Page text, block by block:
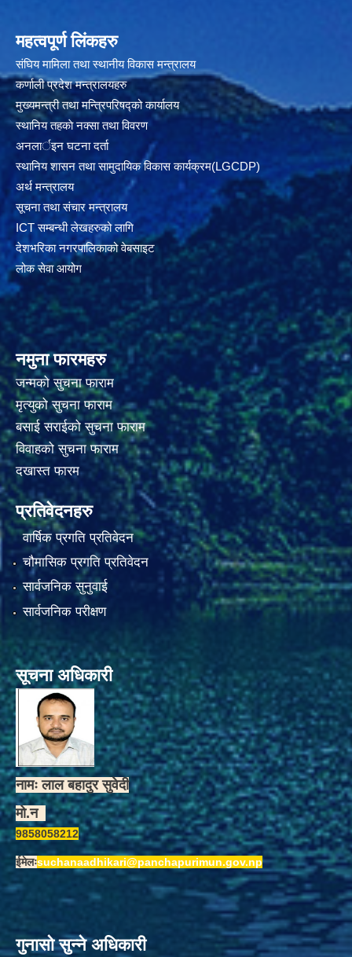
महत्वपूर्ण लिंकहरु
संघिय मामिला तथा स्थानीय विकास मन्त्रालय
कर्णाली प्रदेश मन्त्रालयहरु
मुख्यमन्त्री तथा मन्त्रिपरिषद्को कार्यालय
स्थानिय तहकाे नक्सा तथा विवरण
अनलार्इन घटना दर्ता
स्थानिय शासन तथा सामुदायिक विकास कार्यक्रम(LGCDP)
अर्थ मन्त्रालय
सूचना तथा संचार मन्त्रालय
ICT सम्बन्धी लेखहरुको लागि
देशभरिका नगरपालिकाको वेबसाइट
लोक सेवा आयोग
नमुना फारमहरु
जन्मको सुचना फाराम
मृत्युको सुचना फाराम
बसाई सराईको सुचना फाराम
विवाहको सुचना फाराम
दखास्त फारम
प्रतिवेदनहरु
वार्षिक प्रगति प्रतिवेदन
चौमासिक प्रगति प्रतिवेदन
सार्वजनिक सुनुवाई
सार्वजनिक परीक्षण
सूचना अधिकारी
नामः लाल बहादुर सुवेदी
मो.न
9858058212
ईमेलःsuchanaadhikari@panchapurimun.gov.np
गुनासो सुन्ने अधिकारी